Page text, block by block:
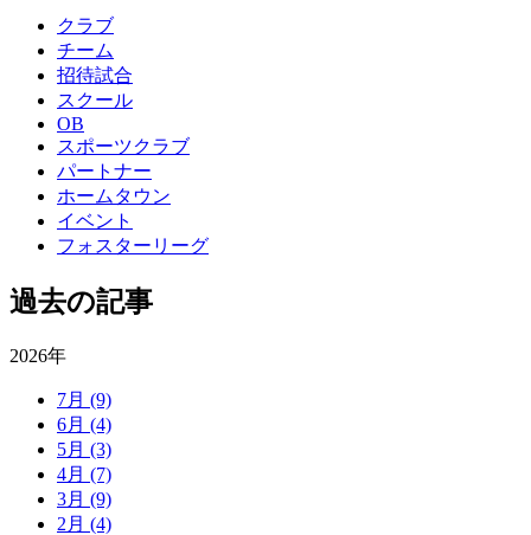
クラブ
チーム
招待試合
スクール
OB
スポーツクラブ
パートナー
ホームタウン
イベント
フォスターリーグ
過去の記事
2026年
7月 (9)
6月 (4)
5月 (3)
4月 (7)
3月 (9)
2月 (4)